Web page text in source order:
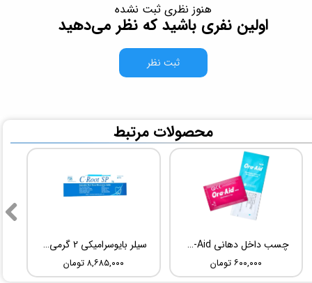
هنوز نظری ثبت نشده
اولین نفری باشید که نظر می‌دهید
ثبت نظر
سیلر بایوسرامیکی 2 گرمی Root Dental Medical C-Root SP
۸,۶۸۵,۰۰۰ تومان
چسب داخل دهانی TBM Ora-Aid
۶۰۰,۰۰۰ تومان
​محصولات مرتبط